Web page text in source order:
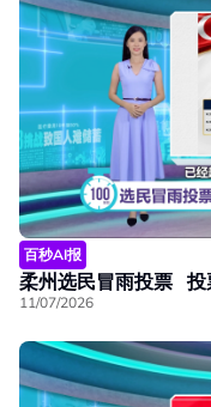
百秒AI报
柔州选民冒雨投票
11/07/2026